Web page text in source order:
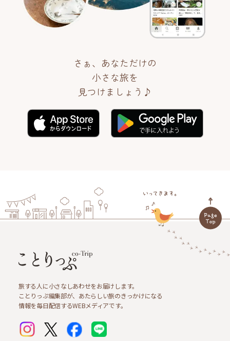
さぁ、あなただけの
小さな旅を
見つけましょう♪
旅する人に小さなしあわせをお届けします。
ことりっぷ編集部が、あたらしい旅のきっかけになる
情報を毎日配信するWEBメディアです。